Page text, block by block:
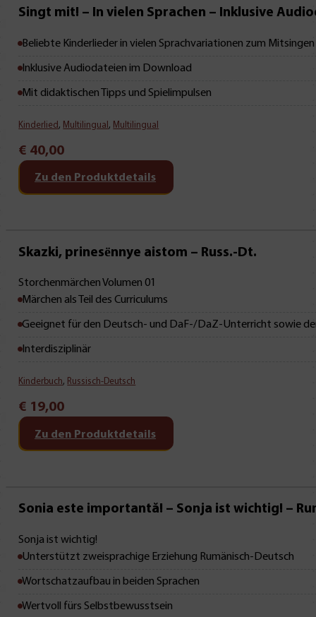
Neu • Neu • Neu
Singt mit! – In vielen Sprachen – Inklusive
Beliebte Kinderlieder in vielen Sprachvariationen zum Mitsingen
Inklusive Audiodateien im Download
Mit didaktischen Tipps und Spielimpulsen
Kinderlied , Multilingual , Multilingual
€ 40,00
Zu den Produktdetails
Mit Leseprobe!
Skazki, prinese͏̈nnye aistom – Russ.-Dt.
Storchenmärchen Volumen 01
Märchen als Teil des Curriculums
Geeignet für den Deutsch- und DaF-/DaZ-Unterricht sowie
Interdisziplinär
Kinderbuch, Russisch-Deutsch
€ 19,00
Zu den Produktdetails
Mit Leseprobe!
Sonia este importantă! – Sonja ist wichtig! –
Sonja ist wichtig!
Unterstützt zweisprachige Erziehung Rumänisch-Deutsch
Wortschatzaufbau in beiden Sprachen
Wertvoll fürs Selbstbewusstsein